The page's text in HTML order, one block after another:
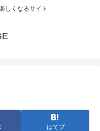
しくなるサイト
はてブ